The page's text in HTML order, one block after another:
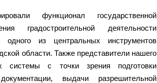
функционал государственной
градостроительной деятельности
из центральных инструментов
области. Также представители нашего
системы с точки зрения подготовки
выдачи разрешительной